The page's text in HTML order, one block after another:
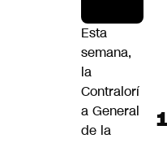
Esta
semana,
la
Contralorí
a General
de la